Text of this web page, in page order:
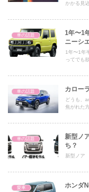
かかる見
車の話題
1年〜1
ニーシ
1年〜1年
ってでも
車の話題 カロー
どうも、
焦がれた
車の話題
新型ノ
ち？
新型ノア
愛車 ホンダ